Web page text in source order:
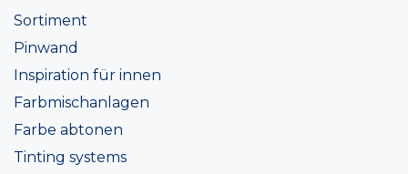
Sortiment
Pinwand
Inspiration für innen
Farbmischanlagen
Farbe abtonen
Tinting systems